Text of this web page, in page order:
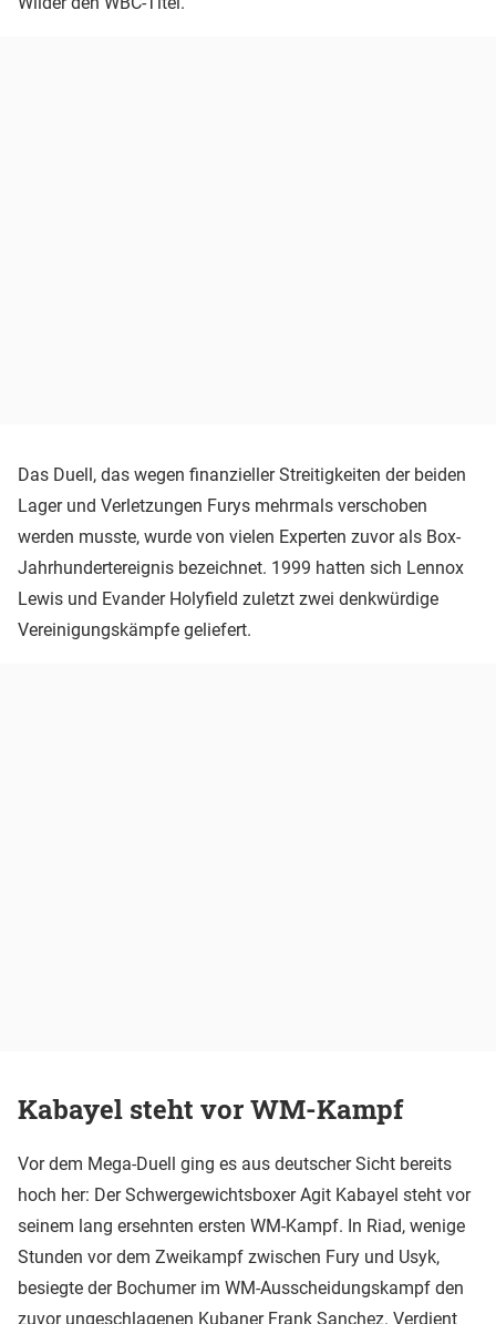
Das Duell, das wegen finanzieller Streitigkeiten der beiden
Lager und Verletzungen Furys mehrmals verschoben
werden musste, wurde von vielen Experten zuvor als Box-
Jahrhundertereignis bezeichnet. 1999 hatten sich Lennox
Lewis und Evander Holyfield zuletzt zwei denkwürdige
Vereinigungskämpfe geliefert.
Kabayel steht vor WM-Kampf
Vor dem Mega-Duell ging es aus deutscher Sicht bereits
hoch her: Der Schwergewichtsboxer Agit Kabayel steht vor
seinem lang ersehnten ersten WM-Kampf. In Riad, wenige
Stunden vor dem Zweikampf zwischen Fury und Usyk,
besiegte der Bochumer im WM-Ausscheidungskampf den
zuvor ungeschlagenen Kubaner Frank Sanchez. Verdient